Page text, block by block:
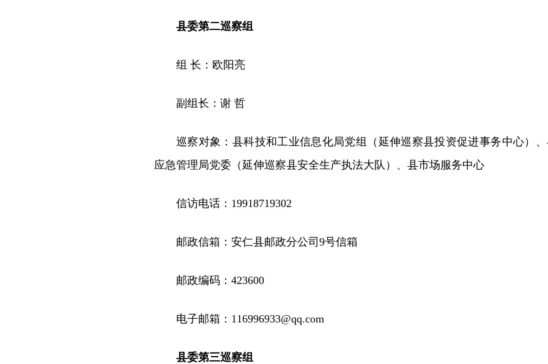
县委第二巡察组
组 长：欧阳亮
副组长：谢 哲
巡察对象：县科技和工业信息化局党组（延伸巡察县投资促进事务中心）
应急管理局党委（延伸巡察县安全生产执法大队）、县市场服务中心
信访电话：19918719302
邮政信箱：安仁县邮政分公司9号信箱
邮政编码：423600
电子邮箱：116996933@qq.com
县委第三巡察组